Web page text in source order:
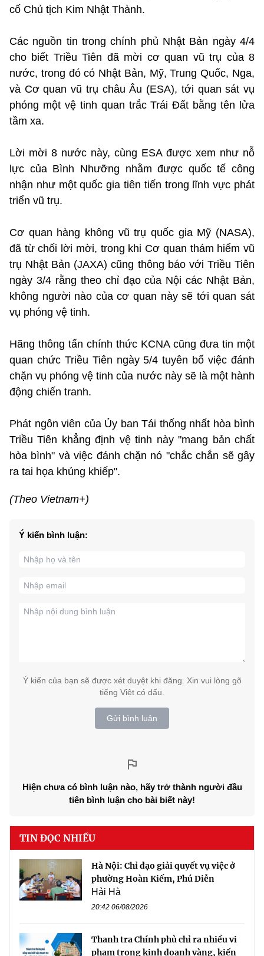
cố Chủ tịch Kim Nhật Thành.
Các nguồn tin trong chính phủ Nhật Bản ngày 4/4
cho biết Triều Tiên đã mời cơ quan vũ trụ của 8
nước, trong đó có Nhật Bản, Mỹ, Trung Quốc, Nga,
và Cơ quan vũ trụ châu Âu (ESA), tới quan sát vụ
phóng một vệ tinh quan trắc Trái Đất bằng tên lửa
tầm xa.
Lời mời 8 nước này, cùng ESA được xem như nỗ
lực của Bình Nhưỡng nhằm được quốc tế công
nhận như một quốc gia tiên tiến trong lĩnh vực phát
triển vũ trụ.
Cơ quan hàng không vũ trụ quốc gia Mỹ (NASA),
đã từ chối lời mời, trong khi Cơ quan thám hiểm vũ
trụ Nhật Bản (JAXA) cũng thông báo với Triều Tiên
ngày 3/4 rằng theo chỉ đạo của Nội các Nhật Bản,
không người nào của cơ quan này sẽ tới quan sát
vụ phóng vệ tinh.
Hãng thông tấn chính thức KCNA cũng đưa tin một
quan chức Triều Tiên ngày 5/4 tuyên bố việc đánh
chặn vụ phóng vệ tinh của nước này sẽ là một hành
động chiến tranh.
Phát ngôn viên của Ủy ban Tái thống nhất hòa bình
Triều Tiên khẳng định vệ tinh này "mang bản chất
hòa bình" và việc đánh chặn nó "chắc chắn sẽ gây
ra tai họa khủng khiếp".
(Theo Vietnam+)
Ý kiến bình luận:
Ý kiến của bạn sẽ được xét duyệt khi đăng. Xin vui lòng gõ
tiếng Việt có dấu.
Gửi bình luận
Hiện chưa có bình luận nào, hãy trở thành người đầu
tiên bình luận cho bài biết này!
TIN ĐỌC NHIỀU
Hà Nội: Chỉ đạo giải quyết vụ việc ở
phường Hoàn Kiếm, Phú Diễn
Hải Hà
20:42 06/08/2026
Thanh tra Chính phủ chỉ ra nhiều vi
phạm trong kinh doanh vàng, kiến